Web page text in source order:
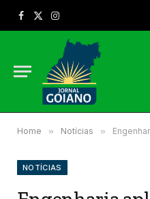
Facebook
X
Instagram
Home » Notícias » Engenharia aplicada à
NOTÍCIAS